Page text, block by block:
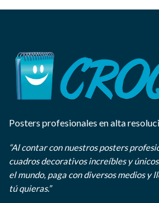
Posters profesionales en alta
“Al contar con nuestros posters
cuadros decorativos increíbles y
el mundo, paga con diversos medios y
tú quieras.”